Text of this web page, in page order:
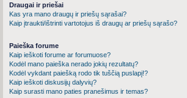
Draugai ir priešai
Kas yra mano draugų ir priešų sąrašai?
Kaip įtraukti/ištrinti vartotojus iš draugų ar priešų sąrašo?
Paieška forume
Kaip ieškoti forume ar forumuose?
Kodėl mano paieška nerado jokių rezultatų?
Kodėl vykdant paiešką rodo tik tuščią puslapį!?
Kaip ieškoti diskusijų dalyvių?
Kaip surasti mano paties pranešimus ir temas?